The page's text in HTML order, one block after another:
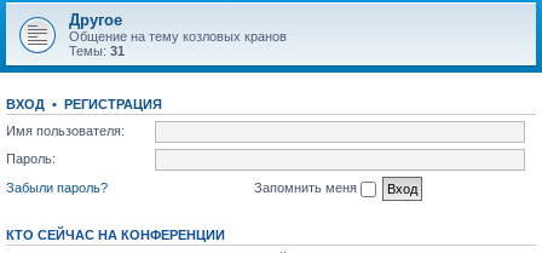
Другое
Общение на тему козловых кранов
Темы: 31
ВХОД • РЕГИСТРАЦИЯ
Имя пользователя:
Пароль:
Забыли пароль?
Запомнить меня
КТО СЕЙЧАС НА КОНФЕРЕНЦИИ